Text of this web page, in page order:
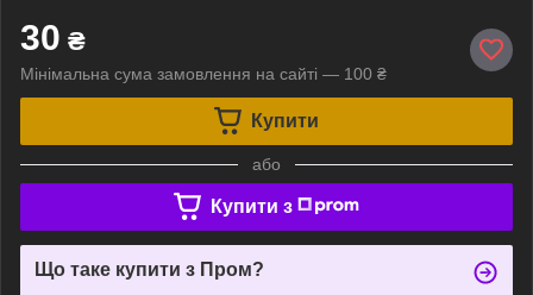
30 ₴
Мінімальна сума замовлення на сайті — 100 ₴
Купити
або
Купити з
Що таке купити з Пром?